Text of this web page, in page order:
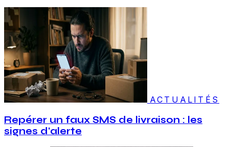
ACTUALITÉS
Repérer un faux SMS de livraison : les
signes d'alerte